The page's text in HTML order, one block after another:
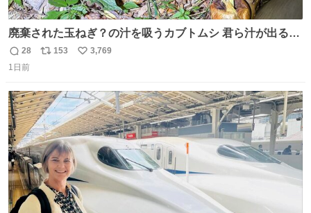
廃棄された玉ねぎ？の汁を吸うカブトムシ 君ら汁が出る植
物ならなんでもいいのかよ… まあ害虫だよねこりゃ 他には
カナブンや黒ゴキが来ていた
返
信
28
リ
ト
数
153
い
数
3,769
1日前